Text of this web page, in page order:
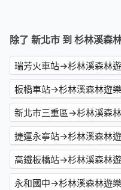
除了 新北市 到 杉林溪森
瑞芳火車站→杉林溪森林
板橋車站→杉林溪森林遊
新北市三重區→杉林溪森
捷運永寧站→杉林溪森林
高鐵板橋站→杉林溪森林
永和國中→杉林溪森林遊